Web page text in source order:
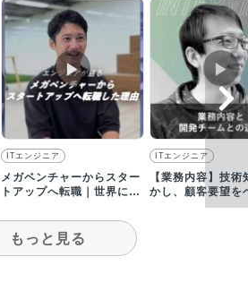
▶︎
ITエンジニア
メガベンチャーからスター
トアップへ転職｜世界に挑
い！
▶︎
ITエンジニア
【業務内容】技術
かし、顧客要望を
したプロダクトの
もっと見る